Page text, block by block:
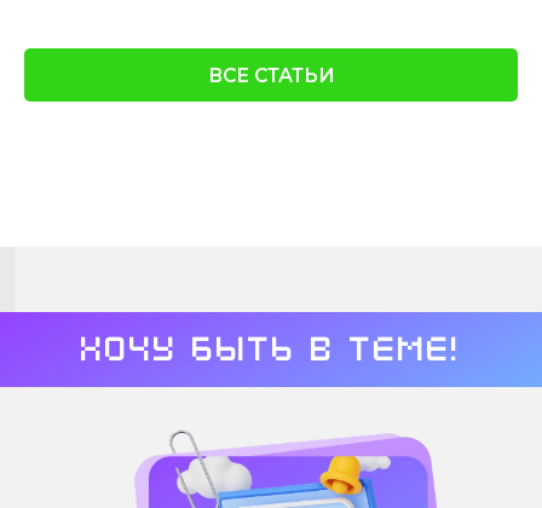
ВСЕ СТАТЬИ
Хочу быть в теме!